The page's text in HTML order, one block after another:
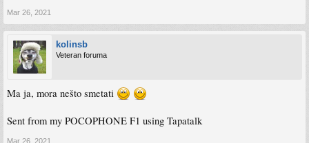
Mar 26, 2021
kolinsb
Veteran foruma
Ma ja, mora nešto smetati
Sent from my POCOPHONE F1 using Tapatalk
Mar 26, 2021